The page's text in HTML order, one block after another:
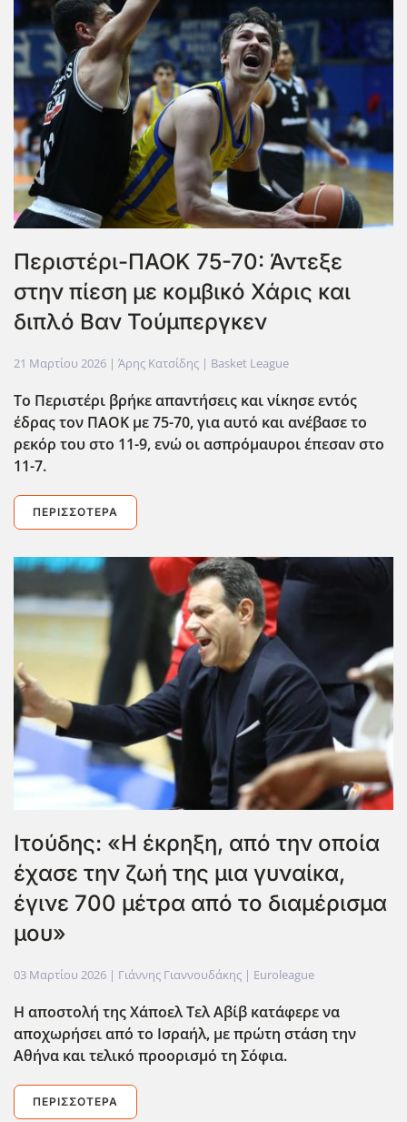
Περιστέρι-ΠΑΟΚ 75-70: Άντεξε
στην πίεση με κομβικό Χάρις και
διπλό Βαν Τούμπεργκεν
21 Μαρτίου 2026 | Άρης Κατσίδης | Basket League
Το Περιστέρι βρήκε απαντήσεις και νίκησε εντός
έδρας τον ΠΑΟΚ με 75-70, για αυτό και ανέβασε το
ρεκόρ του στο 11-9, ενώ οι ασπρόμαυροι έπεσαν στο
11-7.
ΠΕΡΙΣΣΌΤΕΡΑ
Ιτούδης: «Η έκρηξη, από την οποία
έχασε την ζωή της μια γυναίκα,
έγινε 700 μέτρα από το διαμέρισμα
μου»
03 Μαρτίου 2026 | Γιάννης Γιαννουδάκης | Euroleague
Η αποστολή της Χάποελ Τελ Αβίβ κατάφερε να
αποχωρήσει από το Ισραήλ, με πρώτη στάση την
Αθήνα και τελικό προορισμό τη Σόφια.
ΠΕΡΙΣΣΌΤΕΡΑ